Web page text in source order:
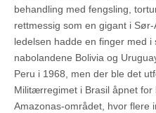
behandling med fengsling,
rettmessig som en gigant i
ledelsen hadde en finger med
nabolandene Bolivia og
Peru i 1968, men der ble det
Militærregimet i Brasil åpnet for
Amazonas-området, hvor flere